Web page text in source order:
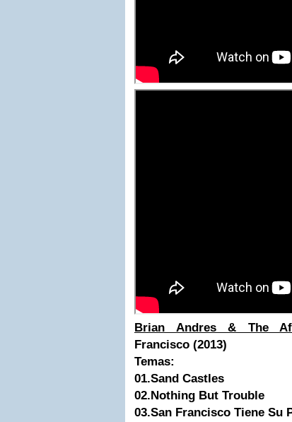
Brian Andres & The
Francisco (2013)
Temas:
01.Sand Castles
02.Nothing But Trouble
03.San Francisco Tiene Su